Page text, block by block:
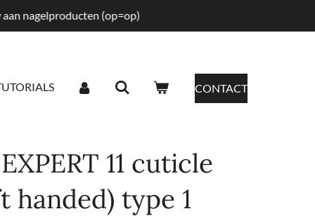
aan nagelproducten (op=op)
CONTACT
11 cuticle
handed) type 1